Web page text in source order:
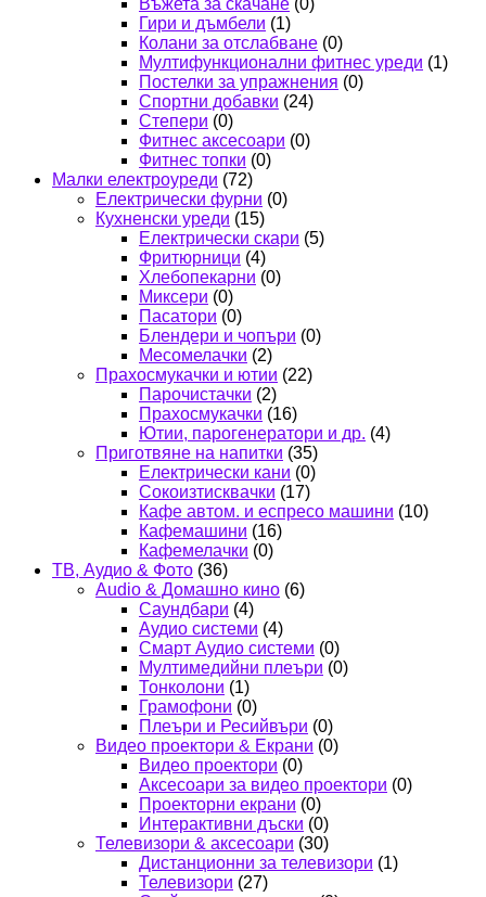
Въжета за скачане (0)
Гири и дъмбели (1)
Колани за отслабване (0)
Мултифункционални фитнес уреди (1)
Постелки за упражнения (0)
Спортни добавки (24)
Степери (0)
Фитнес аксесоари (0)
Фитнес топки (0)
Малки електроуреди (72)
Електрически фурни (0)
Кухненски уреди (15)
Електрически скари (5)
Фритюрници (4)
Хлебопекарни (0)
Миксери (0)
Пасатори (0)
Блендери и чопъри (0)
Месомелачки (2)
Прахосмукачки и ютии (22)
Парочистачки (2)
Прахосмукачки (16)
Ютии, парогенератори и др. (4)
Приготвяне на напитки (35)
Електрически кани (0)
Сокоизтисквачки (17)
Кафе автом. и еспресо машини (10)
Кафемашини (16)
Кафемелачки (0)
ТВ, Аудио & Фото (36)
Audio & Домашно кино (6)
Саундбари (4)
Аудио системи (4)
Смарт Аудио системи (0)
Мултимедийни плеъри (0)
Тонколони (1)
Грамофони (0)
Плеъри и Ресийвъри (0)
Видео проектори & Екрани (0)
Видео проектори (0)
Аксесоари за видео проектори (0)
Проекторни екрани (0)
Интерактивни дъски (0)
Телевизори & аксесоари (30)
Дистанционни за телевизори (1)
Телевизори (27)